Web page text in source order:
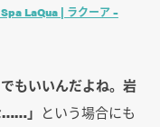
LaQua | ラクーア –
もいいんだよね。岩
……」 という場合にも